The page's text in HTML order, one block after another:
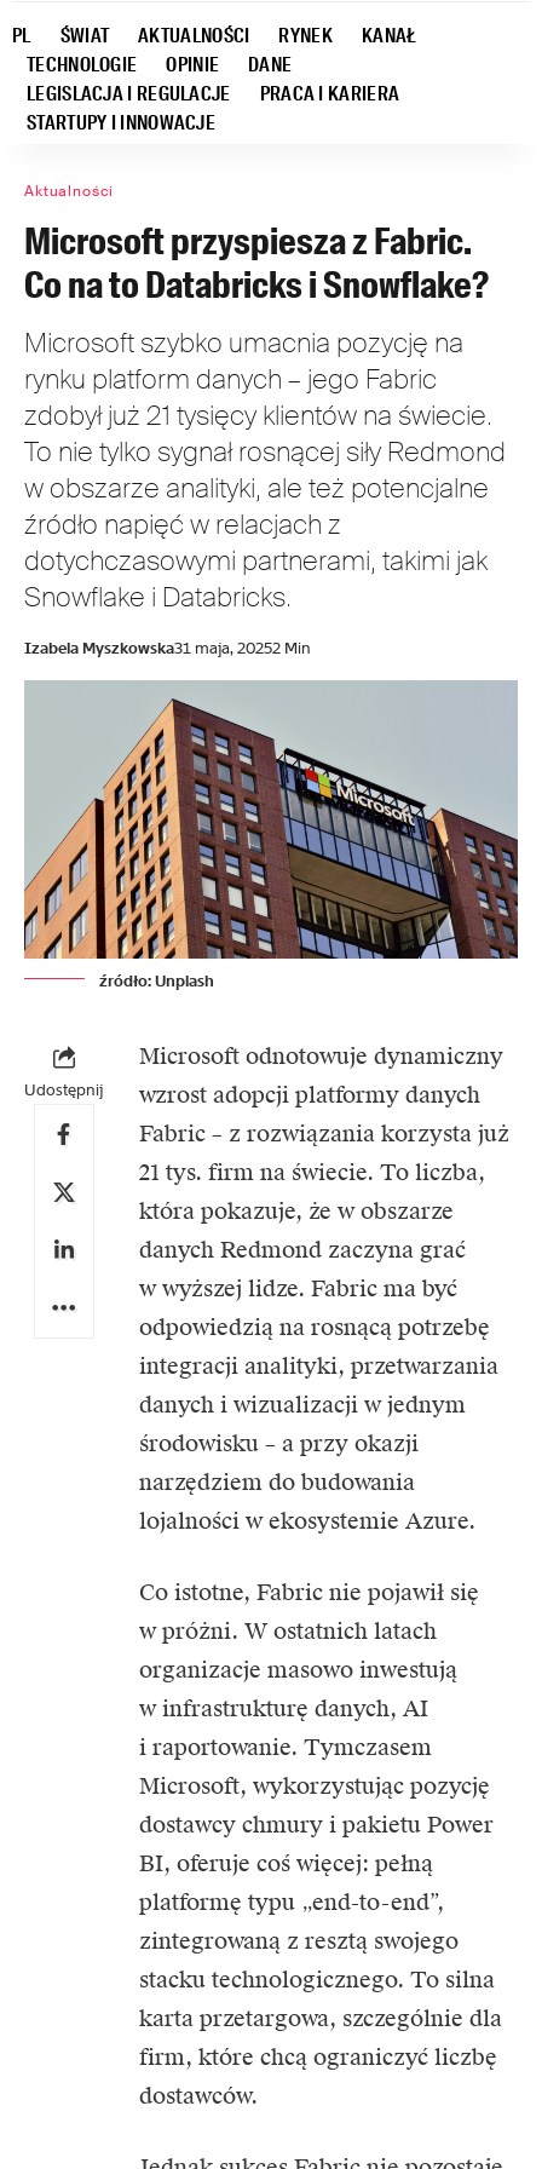
PL ŚWIAT AKTUALNOŚCI RYNEK
KANAŁ
TECHNOLOGIE
OPINIE
DANE
LEGISLACJA I REGULACJE
PRACA I KARIERA
STARTUPY I INNOWACJE
Aktualności
Microsoft przyspiesza z Fabric.
Co na to Databricks i Snowflake?
Microsoft szybko umacnia pozycję na
rynku platform danych – jego Fabric
zdobył już 21 tysięcy klientów na świecie.
To nie tylko sygnał rosnącej siły Redmond
w obszarze analityki, ale też potencjalne
źródło napięć w relacjach z
dotychczasowymi partnerami, takimi jak
Snowflake i Databricks.
Izabela Myszkowska31 maja, 20252 Min
źródło: Unplash
Udostępnij
Microsoft odnotowuje dynamiczny
wzrost adopcji platformy danych
Fabric – z rozwiązania korzysta już
21 tys. firm na świecie. To liczba,
która pokazuje, że w obszarze
danych Redmond zaczyna grać
w wyższej lidze. Fabric ma być
odpowiedzią na rosnącą potrzebę
integracji analityki, przetwarzania
danych i wizualizacji w jednym
środowisku – a przy okazji
narzędziem do budowania
lojalności w ekosystemie Azure.
Co istotne, Fabric nie pojawił się
w próżni. W ostatnich latach
organizacje masowo inwestują
w infrastrukturę danych, AI
i raportowanie. Tymczasem
Microsoft, wykorzystując pozycję
dostawcy chmury i pakietu Power
BI, oferuje coś więcej: pełną
platformę typu „end-to-end”,
zintegrowaną z resztą swojego
stacku technologicznego. To silna
karta przetargowa, szczególnie dla
firm, które chcą ograniczyć liczbę
dostawców.